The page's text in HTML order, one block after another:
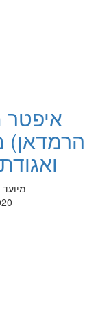
איפטר
הרמדאן)